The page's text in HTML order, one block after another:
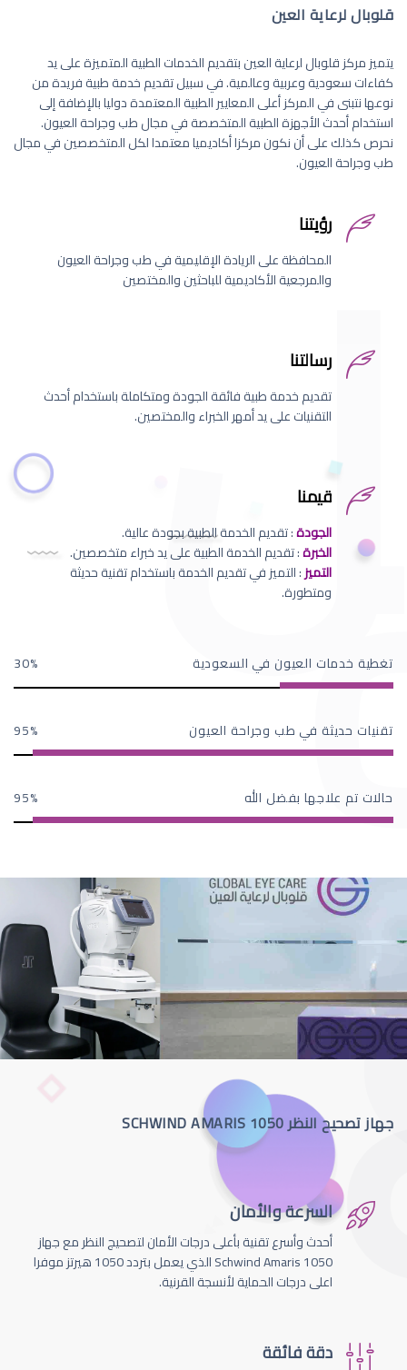
قلوبال لرعاية العين
يتميز مركز قلوبال لرعاية العين بتقديم الخدمات الطبية المتميزة على يد
كفاءات سعودية وعربية وعالمية. في سبيل تقديم خدمة طبية فريدة من
نوعها نتبنى في المركز أعلى المعايير الطبية المعتمدة دوليا بالإضافة إلى
استخدام أحدث الأجهزة الطبية المتخصصة في مجال طب وجراحة العيون.
نحرص كذلك على أن نكون مركزا أكاديميا معتمدا لكل المتخصصين في مجال
طب وجراحة العيون.
رؤيتنا
المحافظة على الريادة الإقليمية في طب وجراحة العيون
والمرجعية الأكاديمية للباحثين والمختصين
رسالتنا
تقديم خدمة طبية فائقة الجودة ومتكاملة باستخدام أحدث
التقنيات على يد أمهر الخبراء والمختصين.
قيمنا
الجودة: تقديم الخدمة الطبية بجودة عالية.
الخبرة: تقديم الخدمة الطبية على يد خبراء متخصصين.
التميز: التميز في تقديم الخدمة باستخدام تقنية حديثة
ومتطورة.
تغطية خدمات العيون في السعودية 30
تقنيات حديثة في طب وجراحة العيون 95
حالات تم علاجها بفضل الله 95
جهاز تصحيح النظر SCHWIND AMARIS 1050
السرعة والأمان
أحدث وأسرع تقنية بأعلى درجات الأمان لتصحيج النظر مع جهاز
Schwind Amaris 1050 الذي يعمل بتردد 1050 هيرتز موفرا
اعلى درجات الحماية لأنسجة القرنية.
دقة فائقة